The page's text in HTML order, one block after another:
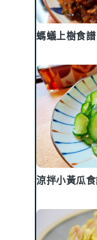
螞蟻上樹食譜
涼拌小黃瓜